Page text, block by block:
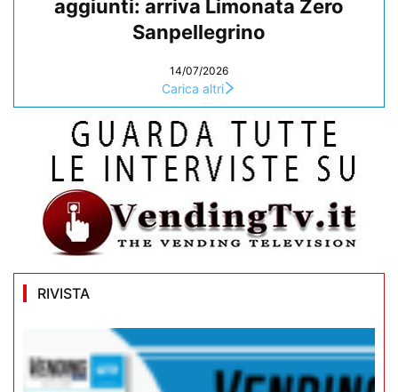
aggiunti: arriva Limonata Zero
Sanpellegrino
14/07/2026
Carica altri
RIVISTA